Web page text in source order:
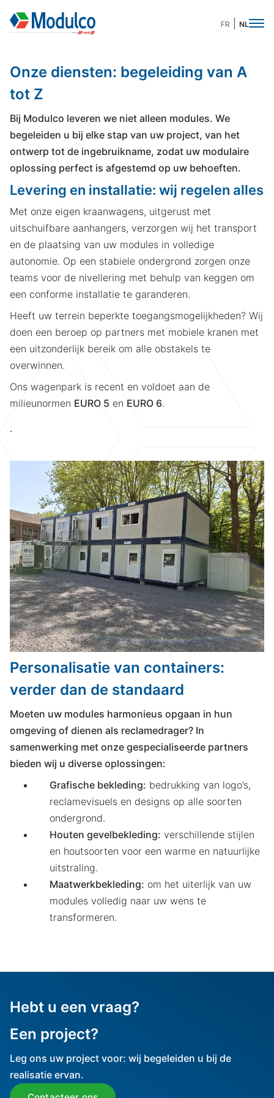
FR NL
Onze diensten: begeleiding van A
tot Z
Bij Modulco leveren we niet alleen modules. We
begeleiden u bij elke stap van uw project, van het
ontwerp tot de ingebruikname, zodat uw modulaire
oplossing perfect is afgestemd op uw behoeften.
Levering en installatie: wij regelen alles
Met onze eigen kraanwagens, uitgerust met
uitschuifbare aanhangers, verzorgen wij het transport
en de plaatsing van uw modules in volledige
autonomie. Op een stabiele ondergrond zorgen onze
teams voor de nivellering met behulp van keggen om
een conforme installatie te garanderen.
Heeft uw terrein beperkte toegangsmogelijkheden? Wij
doen een beroep op partners met mobiele kranen met
een uitzonderlijk bereik om alle obstakels te
overwinnen.
Ons wagenpark is recent en voldoet aan de
milieunormen EURO 5 en EURO 6.
.
Personalisatie van containers:
verder dan de standaard
Moeten uw modules harmonieus opgaan in hun
omgeving of dienen als reclamedrager? In
samenwerking met onze gespecialiseerde partners
bieden wij u diverse oplossingen:
Grafische bekleding: bedrukking van logo’s,
reclamevisuels en designs op alle soorten
ondergrond.
Houten gevelbekleding: verschillende stijlen
en houtsoorten voor een warme en natuurlijke
uitstraling.
Maatwerkbekleding: om het uiterlijk van uw
modules volledig naar uw wens te
transformeren.
Hebt u een vraag?
Een project?
Leg ons uw project voor: wij begeleiden u bij de
realisatie ervan.